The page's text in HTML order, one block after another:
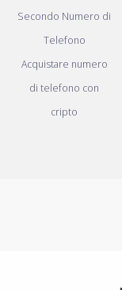
Secondo Numero di
Telefono
Acquistare numero
di telefono con
cripto